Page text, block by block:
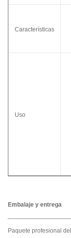
Características
Uso
Embalaje y entrega
Paquete profesional